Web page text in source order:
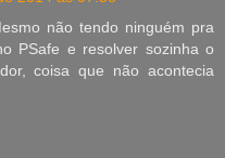
não tendo ninguém pra
PSafe e resolver sozinha o
coisa que não acontecia